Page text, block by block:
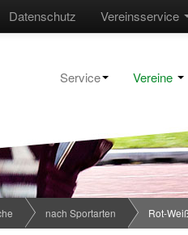
Vereinsservice
Datenschutz
Service Vereine
nach Sportarten Rot-